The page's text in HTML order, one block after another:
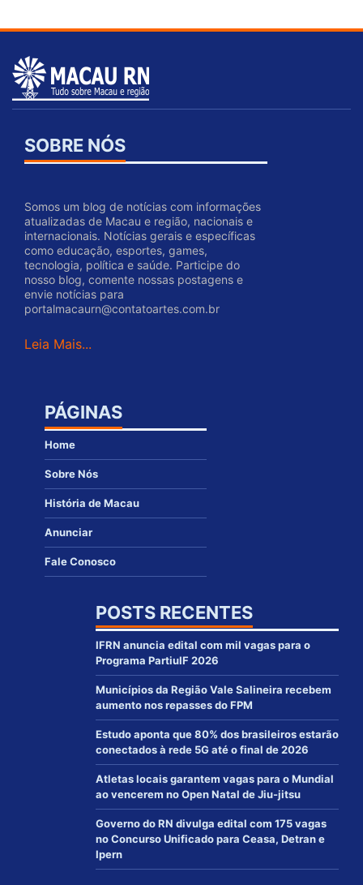
SOBRE NÓS
Somos um blog de notícias com informações
atualizadas de Macau e região, nacionais e
internacionais. Notícias gerais e específicas
como educação, esportes, games,
tecnologia, política e saúde. Participe do
nosso blog, comente nossas postagens e
envie notícias para
portalmacaurn@contatoartes.com.br
Leia Mais...
PÁGINAS
Home
Sobre Nós
História de Macau
Anunciar
Fale Conosco
POSTS RECENTES
IFRN anuncia edital com mil vagas para o
Programa PartiuIF 2026
Municípios da Região Vale Salineira recebem
aumento nos repasses do FPM
Estudo aponta que 80% dos brasileiros estarão
conectados à rede 5G até o final de 2026
Atletas locais garantem vagas para o Mundial
ao vencerem no Open Natal de Jiu-jitsu
Governo do RN divulga edital com 175 vagas
no Concurso Unificado para Ceasa, Detran e
Ipern